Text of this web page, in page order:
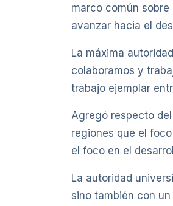
marco común
avanzar hacia el
La máxima
colaboramos y
trabajo ejemplar
Agregó respecto
regiones que el
el foco en el
La autoridad
sino también con